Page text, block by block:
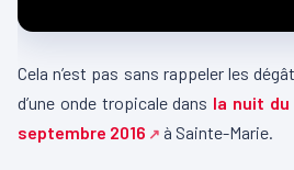
Cela n’est pas sans rappeler les
d’une onde tropicale dans la nuit du
septembre 2016
à Sainte-Marie.